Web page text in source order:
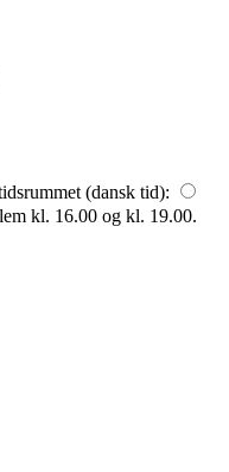
(dansk tid):
kl. 16.00 og kl. 19.00.